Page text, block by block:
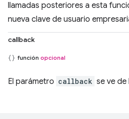
llamadas posteriores a esta
nueva clave de usuario
callback
función opcional
El parámetro callback se ve de